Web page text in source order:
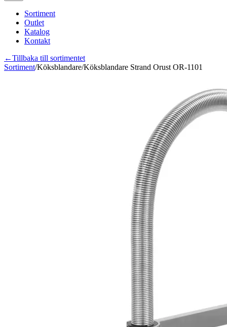
Sortiment
Outlet
Katalog
Kontakt
←Tillbaka till sortimentet
Sortiment/Köksblandare/Köksblandare Strand Orust OR-1101